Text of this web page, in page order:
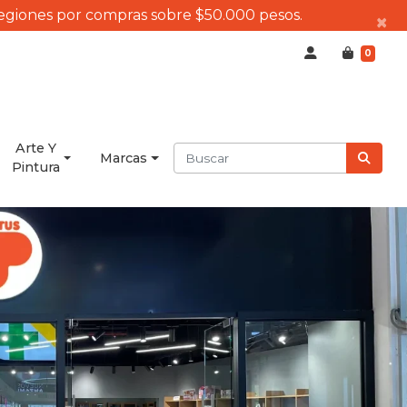
por compras sobre $50.000 pesos. ×
0
Arte Y
Pintura
Marcas